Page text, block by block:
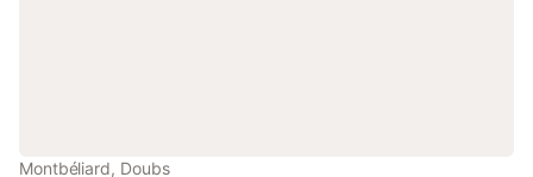
Montbéliard, Doubs